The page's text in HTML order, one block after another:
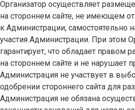
Организатор осуществляет
на стороннем сайте, не имеющем
к Администрации, самостоятельно
участия Администрации. При этом
гарантирует, что обладает правом
на стороннем сайте и не нарушает
Администрация не участвует в
одобрении стороннего сайта для
Администрация не обязана